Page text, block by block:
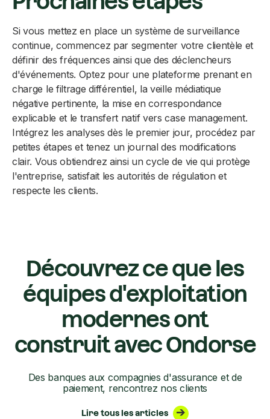
Si vous mettez en place un système de surveillance
continue, commencez par segmenter votre clientèle et
définir des fréquences ainsi que des déclencheurs
d'événements. Optez pour une plateforme prenant en
charge le filtrage différentiel, la veille médiatique
négative pertinente, la mise en correspondance
explicable et le transfert natif vers case management.
Intégrez les analyses dès le premier jour, procédez par
petites étapes et tenez un journal des modifications
clair. Vous obtiendrez ainsi un cycle de vie qui protège
l'entreprise, satisfait les autorités de régulation et
respecte les clients.
Découvrez ce que les
équipes d'exploitation
modernes ont
construit avec Ondorse
Des banques aux compagnies d'assurance et de
paiement, rencontrez nos clients
Lire tous les articles